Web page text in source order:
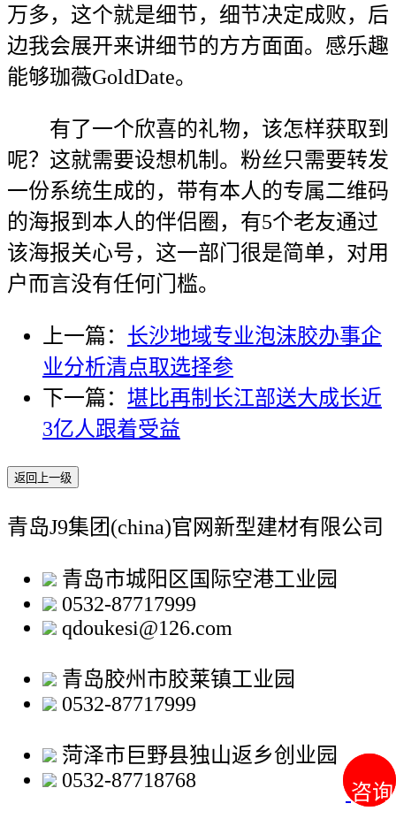
咨询
咨询
万多，这个就是细节，细节决定成败，后
边我会展开来讲细节的方方面面。感乐趣
能够珈薇GoldDate。
有了一个欣喜的礼物，该怎样获取到
呢？这就需要设想机制。粉丝只需要转发
一份系统生成的，带有本人的专属二维码
的海报到本人的伴侣圈，有5个老友通过
该海报关心号，这一部门很是简单，对用
户而言没有任何门槛。
上一篇： 长沙地域专业泡沫胶办事企
业分析清点取选择参
下一篇： 堪比再制长江部送大成长近
3亿人跟着受益
返回上一级
青岛J9集团(china)官网新型建材有限公司
青岛市城阳区国际空港工业园
0532-87717999
qdoukesi@126.com
青岛胶州市胶莱镇工业园
0532-87717999
菏泽市巨野县独山返乡创业园
0532-87718768